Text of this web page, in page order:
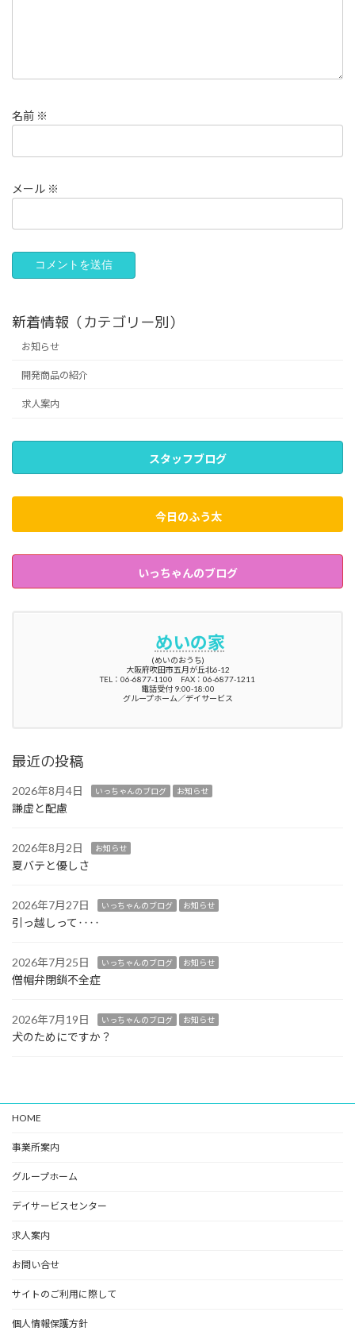
名前 ※
メール ※
新着情報（カテゴリー別）
お知らせ
開発商品の紹介
求人案内
スタッフブログ
今日のふう太
いっちゃんのブログ
めいの家
(めいのおうち)
大阪府吹田市五月が丘北6-12
TEL：06-6877-1100 FAX：06-6877-1211
電話受付 9:00-18:00
グループホーム／デイサービス
最近の投稿
2026年8月4日 いっちゃんのブログ お知らせ
謙虚と配慮
2026年8月2日 お知らせ
夏バテと優しさ
2026年7月27日 いっちゃんのブログ お知らせ
引っ越しって‥‥
2026年7月25日 いっちゃんのブログ お知らせ
僧帽弁閉鎖不全症
2026年7月19日 いっちゃんのブログ お知らせ
犬のためにですか？
HOME
事業所案内
グループホーム
デイサービスセンター
求人案内
お問い合せ
サイトのご利用に際して
個人情報保護方針